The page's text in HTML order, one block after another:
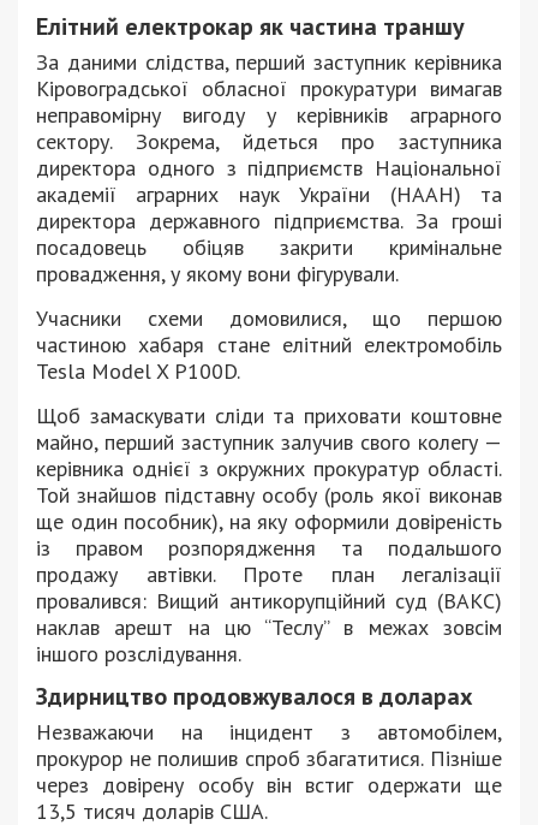
Елітний електрокар як частина траншу
За даними слідства, перший заступник керівника
Кіровоградської обласної прокуратури вимагав
неправомірну вигоду у керівників аграрного
сектору. Зокрема, йдеться про заступника
директора одного з підприємств Національної
академії аграрних наук України (НААН) та
директора державного підприємства. За гроші
посадовець обіцяв закрити кримінальне
провадження, у якому вони фігурували.
Учасники схеми домовилися, що першою
частиною хабаря стане елітний електромобіль
Tesla Model X P100D.
Щоб замаскувати сліди та приховати коштовне
майно, перший заступник залучив свого колегу —
керівника однієї з окружних прокуратур області.
Той знайшов підставну особу (роль якої виконав
ще один пособник), на яку оформили довіреність
із правом розпорядження та подальшого
продажу автівки. Проте план легалізації
провалився: Вищий антикорупційний суд (ВАКС)
наклав арешт на цю “Теслу” в межах зовсім
іншого розслідування.
Здирництво продовжувалося в доларах
Незважаючи на інцидент з автомобілем,
прокурор не полишив спроб збагатитися. Пізніше
через довірену особу він встиг одержати ще
13,5 тисяч доларів США.